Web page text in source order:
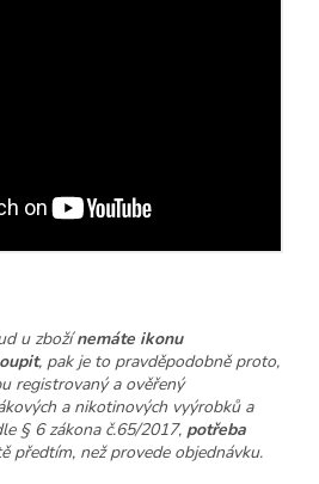
u zbožínemáte ikonu
, pak je to pravděpodobně proto,
registrovaný a ověřený
a nikotinových vyýrobků a
§ 6 zákona č.65/2017, potřeba
předtím, než provede objednávku.